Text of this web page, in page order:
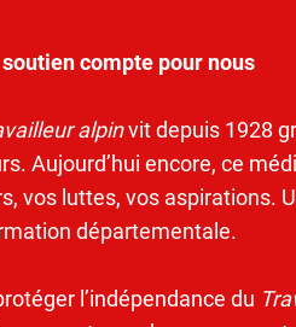
compte pour nous
alpinvit depuis 1928
Aujourd’hui encore, ce
vos luttes, vos aspirations.
départementale.
l’indépendance du